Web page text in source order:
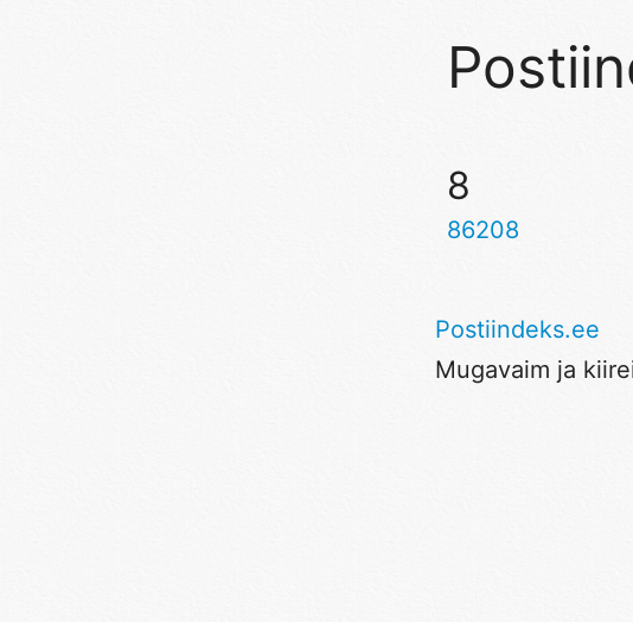
8
86208
Postiindeks.ee
Mugavaim ja